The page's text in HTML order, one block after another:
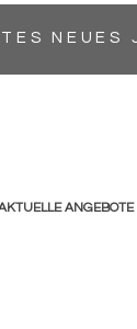
NEUES
ANGEBOTE